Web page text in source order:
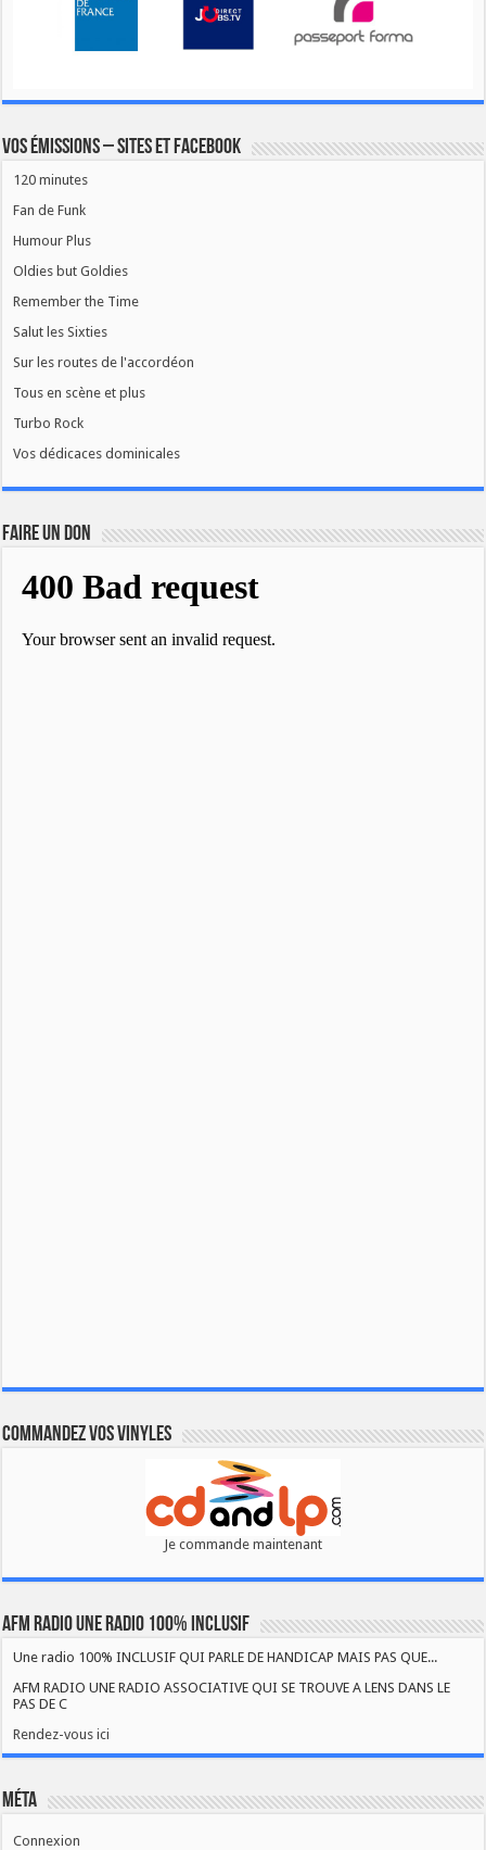
Vos émissions – Sites et Facebook
120 minutes
Fan de Funk
Humour Plus
Oldies but Goldies
Remember the Time
Salut les Sixties
Sur les routes de l'accordéon
Tous en scène et plus
Turbo Rock
Vos dédicaces dominicales
FAIRE UN DON
Commandez vos vinyles
Je commande maintenant
AFM RADIO UNE RADIO 100% INCLUSIF
Une radio 100% INCLUSIF QUI PARLE DE HANDICAP MAIS PAS QUE...
AFM RADIO UNE RADIO ASSOCIATIVE QUI SE TROUVE A LENS DANS LE
PAS DE C
Rendez-vous ici
Méta
Connexion